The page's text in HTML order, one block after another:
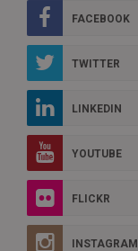
FACEBOOK
TWITTER
LINKEDIN
YOUTUBE
FLICKR
INSTAGRAM